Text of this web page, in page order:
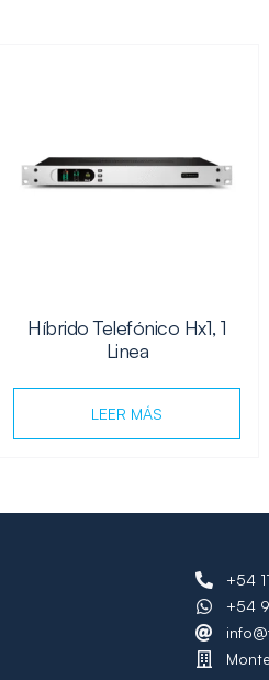
Híbrido Telefónico Hx1, 1
Linea
LEER MÁS
+54
+54